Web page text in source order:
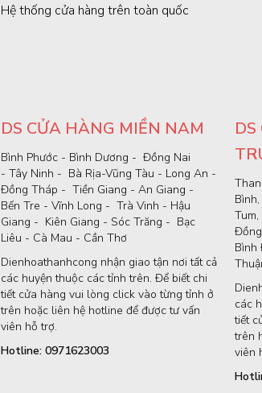
Hệ thống cửa hàng trên toàn quốc
DS CỬA HÀNG MIỀN NAM
Bình Phước - Bình Dương - Đồng Nai
- Tây Ninh - Bà Rịa-Vũng Tàu - Long An -
Đồng Tháp - Tiền Giang - An Giang -
Bến Tre - Vĩnh Long - Trà Vinh - Hậu
Giang - Kiên Giang - Sóc Trăng - Bạc
Liêu - Cà Mau - Cần Thơ
Dienhoathanhcong nhận giao tận nơi tất cả
các huyện thuộc các tỉnh trên. Để biết chi
tiết cửa hàng vui lòng click vào từng tỉnh ở
trên hoặc liên hệ hotline để được tư vấn
viên hỗ trợ.
Hotline: 0971623003
Bình
các
tiết
trên
viên